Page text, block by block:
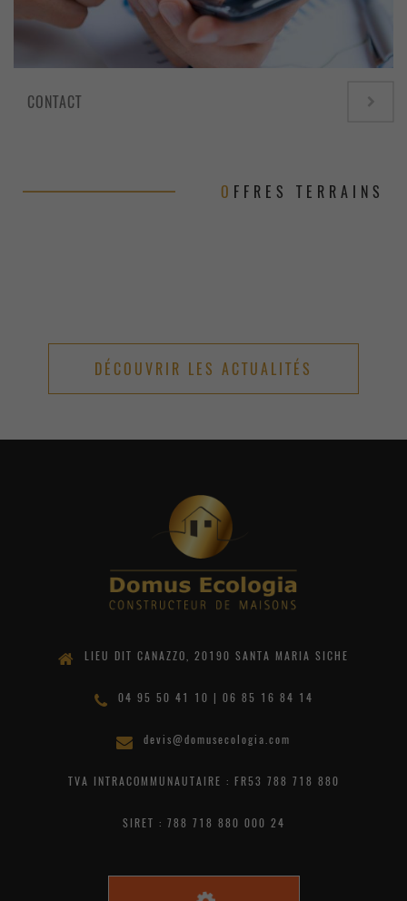
CONTACT
OFFRES TERRAINS
DÉCOUVRIR LES ACTUALITÉS
LIEU DIT CANAZZO, 20190 SANTA MARIA SICHE
04 95 50 41 10 | 06 85 16 84 14
devis@domusecologia.com
TVA INTRACOMMUNAUTAIRE : FR53 788 718 880
SIRET : 788 718 880 000 24